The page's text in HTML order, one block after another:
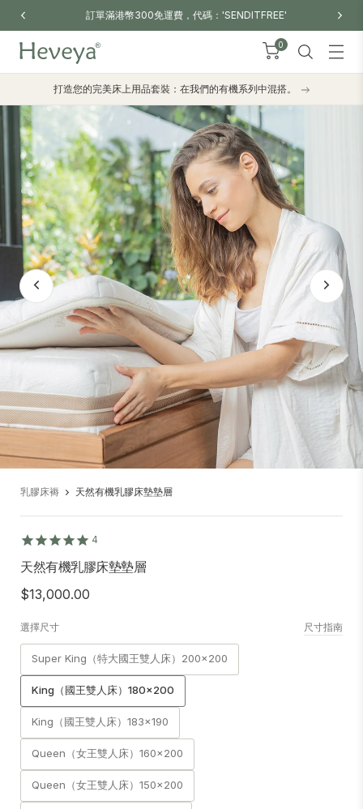
訂單滿港幣300免運費，代碼：'SENDITFREE'
0
打造您的完美床上用品套裝：在我們的有機系列中混搭。
乳膠床褥 天然有機乳膠床墊墊層
4
天然有機乳膠床墊墊層
$13,000.00
選擇尺寸 尺寸指南
Super King（特大國王雙人床）200x200
King（國王雙人床）180x200
King（國王雙人床）183x190
Queen（女王雙人床）160x200
Queen（女王雙人床）150x200